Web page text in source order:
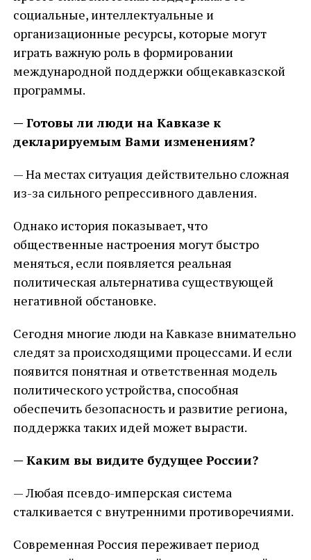
социальные, интеллектуальные и
организационные ресурсы, которые могут
играть важную роль в формировании
международной поддержки общекавказской
программы.
— Готовы ли люди на Кавказе к
декларируемым Вами изменениям?
— На местах ситуация действительно сложная
из-за сильного репрессивного давления.
Однако история показывает, что
общественные настроения могут быстро
меняться, если появляется реальная
политическая альтернатива существующей
негативной обстановке.
Сегодня многие люди на Кавказе внимательно
следят за происходящими процессами. И если
появится понятная и ответственная модель
политического устройства, способная
обеспечить безопасность и развитие региона,
поддержка таких идей может вырасти.
— Каким вы видите будущее России?
— Любая псевдо-имперская система
сталкивается с внутренними противоречиями.
Современная Россия переживает период